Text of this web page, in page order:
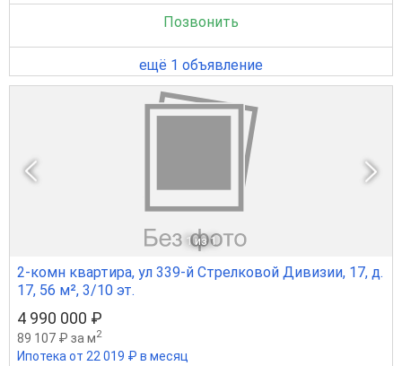
Позвонить
ещё 1 объявление
1 из 1
2-комн квартира, ул 339-й Стрелковой Дивизии, 17, д.
17, 56 м², 3/10 эт.
4 990 000 ₽
89 107 ₽ за м2
Ипотека от 22 019 ₽ в месяц